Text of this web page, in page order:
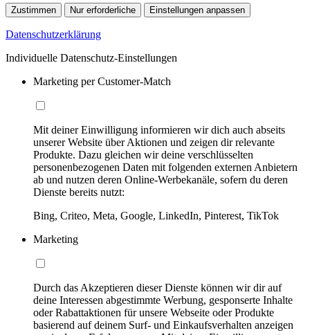
Zustimmen Nur erforderliche Einstellungen anpassen
Datenschutzerklärung
Individuelle Datenschutz-Einstellungen
Marketing per Customer-Match
Mit deiner Einwilligung informieren wir dich auch abseits
unserer Website über Aktionen und zeigen dir relevante
Produkte. Dazu gleichen wir deine verschlüsselten
personenbezogenen Daten mit folgenden externen Anbietern
ab und nutzen deren Online-Werbekanäle, sofern du deren
Dienste bereits nutzt:
Bing, Criteo, Meta, Google, LinkedIn, Pinterest, TikTok
Marketing
Durch das Akzeptieren dieser Dienste können wir dir auf
deine Interessen abgestimmte Werbung, gesponserte Inhalte
oder Rabattaktionen für unsere Webseite oder Produkte
basierend auf deinem Surf- und Einkaufsverhalten anzeigen